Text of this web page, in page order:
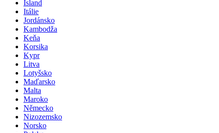
Island
Itálie
Jordánsko
Kambodža
Keňa
Korsika
Kypr
Litva
Lotyšsko
Maďarsko
Malta
Maroko
Německo
Nizozemsko
Norsko